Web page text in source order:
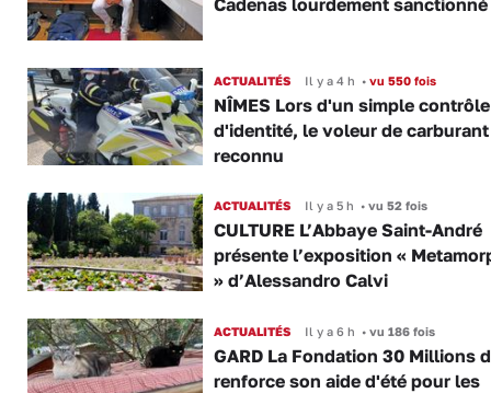
Cadenas lourdement sanctionné
ACTUALITÉS Il y a 4 h •vu 550 fois
NÎMES Lors d'un simple contrôle
d'identité, le voleur de
reconnu
ACTUALITÉS Il y a 5 h •vu 52 fois
CULTURE L’Abbaye Saint-André
présente l’exposition «
» d’Alessandro Calvi
ACTUALITÉS Il y a 6 h •vu 186 fois
GARD La Fondation 30 Millions
renforce son aide d'été pour les